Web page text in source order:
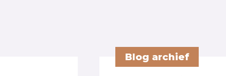
Blog archief